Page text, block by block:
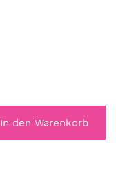
In den Warenkorb